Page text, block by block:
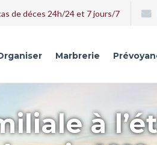
de déces 24h/24 et 7 jours/7
Marbrerie
à